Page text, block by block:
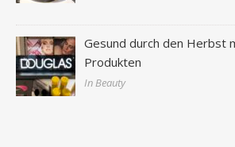
Gesund durch den Herbst
Produkten
In Beauty